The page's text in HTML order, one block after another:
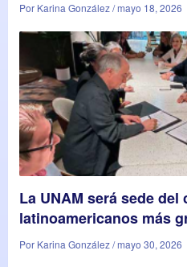
Por Karina González / mayo 18, 2026
La UNAM será sede
latinoamericanos más
Por Karina González / mayo 30, 2026